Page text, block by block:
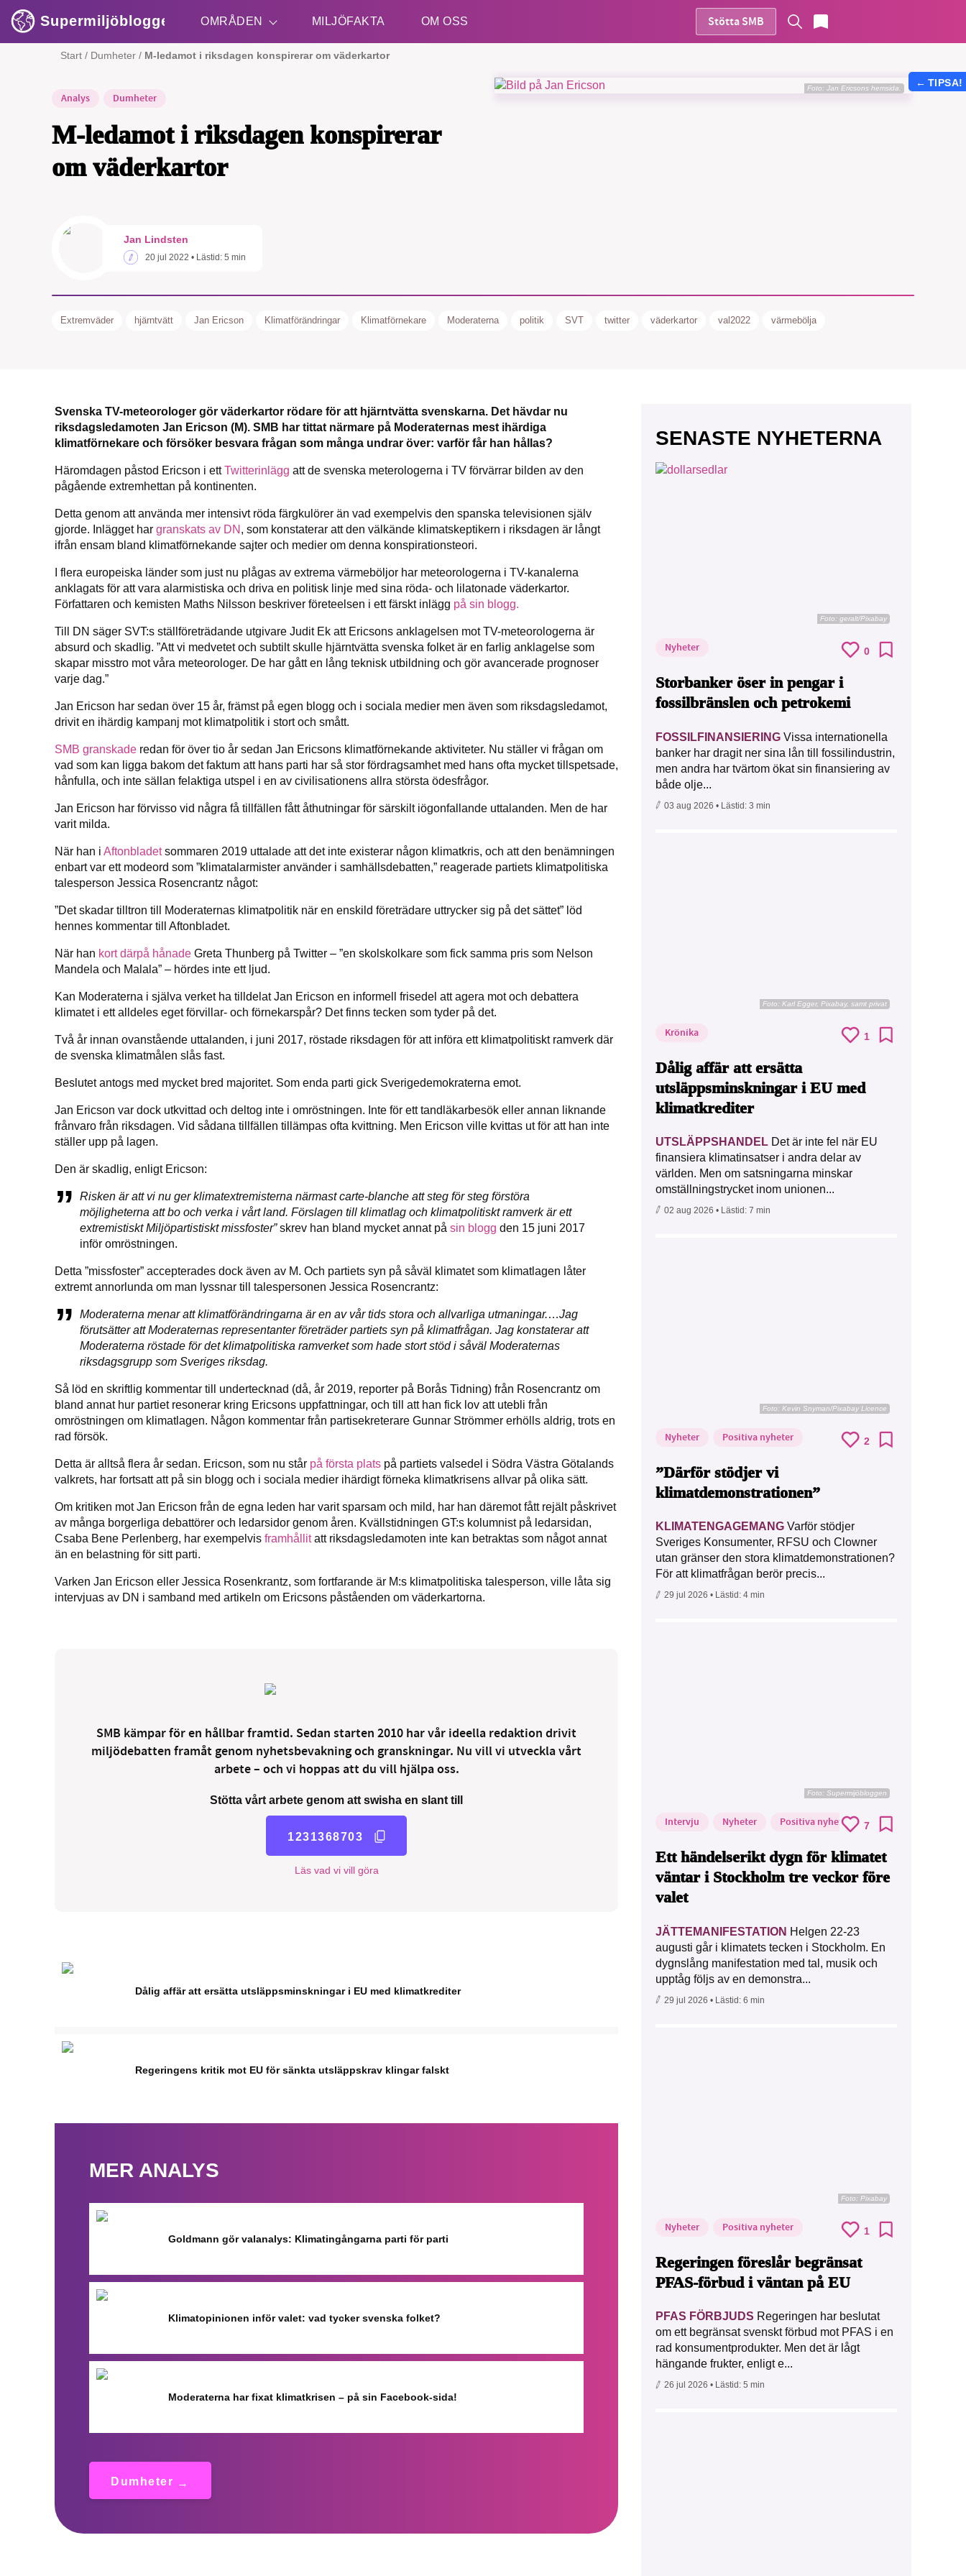
Supermiljöbloggen OMRÅDEN MILJÖFAKTA OM OSS Stötta SMB
Start / Dumheter / M-ledamot i riksdagen konspirerar om väderkartor
Analys Dumheter
M-ledamot i riksdagen konspirerar
om väderkartor
Foto: Jan Ericsons hemsida.
Jan Lindsten
20 jul 2022 • Lästid: 5 min
Extremväder hjärntvätt Jan Ericson Klimatförändringar Klimatförnekare Moderaterna politik SVT twitter väderkartor val2022 värmebölja
Svenska TV-meteorologer gör väderkartor rödare för att hjärntvätta svenskarna. Det hävdar nu
riksdagsledamoten Jan Ericson (M). SMB har tittat närmare på Moderaternas mest ihärdiga
klimatförnekare och försöker besvara frågan som många undrar över: varför får han hållas?
Häromdagen påstod Ericson i ettTwitterinlägg att de svenska meterologerna i TV förvärrar bilden av den
pågående extremhettan på kontinenten.
Detta genom att använda mer intensivt röda färgkulörer än vad exempelvis den spanska televisionen själv
gjorde. Inlägget har granskats av DN , som konstaterar att den välkände klimatskeptikern i riksdagen är långt
ifrån ensam bland klimatförnekande sajter och medier om denna konspirationsteori.
I flera europeiska länder som just nu plågas av extrema värmeböljor har meteorologerna i TV-kanalerna
anklagats för att vara alarmistiska och driva en politisk linje med sina röda- och lilatonade väderkartor.
Författaren och kemisten Maths Nilsson beskriver företeelsen i ett färskt inlägg på sin blogg.
Till DN säger SVT:s ställföreträdande utgivare Judit Ek att Ericsons anklagelsen mot TV-meteorologerna är
absurd och skadlig. ”Att vi medvetet och subtilt skulle hjärntvätta svenska folket är en farlig anklagelse som
skapar misstro mot våra meteorologer. De har gått en lång teknisk utbildning och gör avancerade prognoser
varje dag.”
Jan Ericson har sedan över 15 år, främst på egen blogg och i sociala medier men även som riksdagsledamot,
drivit en ihärdig kampanj mot klimatpolitik i stort och smått.
SMB granskade redan för över tio år sedan Jan Ericsons klimatförnekande aktiviteter. Nu ställer vi frågan om
vad som kan ligga bakom det faktum att hans parti har så stor fördragsamhet med hans ofta mycket tillspetsade,
hånfulla, och inte sällan felaktiga utspel i en av civilisationens allra största ödesfrågor.
Jan Ericson har förvisso vid några få tillfällen fått åthutningar för särskilt iögonfallande uttalanden. Men de har
varit milda.
När han i Aftonbladetsommaren 2019 uttalade att det inte existerar någon klimatkris, och att den benämningen
enbart var ett modeord som ”klimatalarmister använder i samhällsdebatten,” reagerade partiets klimatpolitiska
talesperson Jessica Rosencrantz något:
”Det skadar tilltron till Moderaternas klimatpolitik när en enskild företrädare uttrycker sig på det sättet” löd
hennes kommentar till Aftonbladet.
När han kort därpå hånade Greta Thunberg på Twitter – ”en skolskolkare som fick samma pris som Nelson
Mandela och Malala” – hördes inte ett ljud.
Kan Moderaterna i själva verket ha tilldelat Jan Ericson en informell frisedel att agera mot och debattera
klimatet i ett alldeles eget förvillar- och förnekarspår? Det finns tecken som tyder på det.
Två år innan ovanstående uttalanden, i juni 2017, röstade riksdagen för att införa ett klimatpolitiskt ramverk där
de svenska klimatmålen slås fast.
Beslutet antogs med mycket bred majoritet. Som enda parti gick Sverigedemokraterna emot.
Jan Ericson var dock utkvittad och deltog inte i omröstningen. Inte för ett tandläkarbesök eller annan liknande
frånvaro från riksdagen. Vid sådana tillfällen tillämpas ofta kvittning. Men Ericson ville kvittas ut för att han inte
ställer upp på lagen.
Den är skadlig, enligt Ericson:
Risken är att vi nu ger klimatextremisterna närmast carte-blanche att steg för steg förstöra
möjligheterna att bo och verka i vårt land. Förslagen till klimatlag och klimatpolitiskt ramverk är ett
extremistiskt Miljöpartistiskt missfoster”skrev han bland mycket annat på sin blogg den 15 juni 2017
inför omröstningen.
Detta ”missfoster” accepterades dock även av M. Och partiets syn på såväl klimatet som klimatlagen låter
extremt annorlunda om man lyssnar till talespersonen Jessica Rosencrantz:
Moderaterna menar att klimatförändringarna är en av vår tids stora och allvarliga utmaningar.…Jag
förutsätter att Moderaternas representanter företräder partiets syn på klimatfrågan. Jag konstaterar att
Moderaterna röstade för det klimatpolitiska ramverket som hade stort stöd i såväl Moderaternas
riksdagsgrupp som Sveriges riksdag.
Så löd en skriftlig kommentar till undertecknad (då, år 2019, reporter på Borås Tidning) från Rosencrantz om
bland annat hur partiet resonerar kring Ericsons uppfattningar, och till att han fick lov att utebli från
omröstningen om klimatlagen. Någon kommentar från partisekreterare Gunnar Strömmer erhölls aldrig, trots en
rad försök.
Detta är alltså flera år sedan. Ericson, som nu står på första plats på partiets valsedel i Södra Västra Götalands
valkrets, har fortsatt att på sin blogg och i sociala medier ihärdigt förneka klimatkrisens allvar på olika sätt.
Om kritiken mot Jan Ericson från de egna leden har varit sparsam och mild, har han däremot fått rejält påskrivet
av många borgerliga debattörer och ledarsidor genom åren. Kvällstidningen GT:s kolumnist på ledarsidan,
Csaba Bene Perlenberg, har exempelvis framhållitatt riksdagsledamoten inte kan betraktas som något annat
än en belastning för sitt parti.
Varken Jan Ericson eller Jessica Rosenkrantz, som fortfarande är M:s klimatpolitiska talesperson, ville låta sig
intervjuas av DN i samband med artikeln om Ericsons påståenden om väderkartorna.
SMB kämpar för en hållbar framtid. Sedan starten 2010 har vår ideella redaktion drivit
miljödebatten framåt genom nyhetsbevakning och granskningar. Nu vill vi utveckla vårt
arbete – och vi hoppas att du vill hjälpa oss.
Stötta vårt arbete genom att swisha en slant till
1231368703
Läs vad vi vill göra
Dålig affär att ersätta utsläppsminskningar i EU med klimatkrediter
Regeringens kritik mot EU för sänkta utsläppskrav klingar falskt
MER ANALYS
Goldmann gör valanalys: Klimatingångarna parti för parti
Klimatopinionen inför valet: vad tycker svenska folket?
Moderaterna har fixat klimatkrisen – på sin Facebook-sida!
Dumheter
SENASTE NYHETERNA
Foto: geralt/Pixabay
Nyheter 0
Storbanker öser in pengar i
fossilbränslen och petrokemi
FOSSILFINANSIERING Vissa internationella
banker har dragit ner sina lån till fossilindustrin,
men andra har tvärtom ökat sin finansiering av
både olje...
03 aug 2026 • Lästid: 3 min
Foto: Karl Egger, Pixabay, samt privat
Krönika 1
Dålig affär att ersätta
utsläppsminskningar i EU med
klimatkrediter
UTSLÄPPSHANDEL Det är inte fel när EU
finansiera klimatinsatser i andra delar av
världen. Men om satsningarna minskar
omställningstrycket inom unionen...
02 aug 2026 • Lästid: 7 min
Foto: Kevin Snyman/Pixabay Licence
Nyheter Positiva nyheter 2
”Därför stödjer vi
klimatdemonstrationen”
KLIMATENGAGEMANG Varför stödjer
Sveriges Konsumenter, RFSU och Clowner
utan gränser den stora klimatdemonstrationen?
För att klimatfrågan berör precis...
29 jul 2026 • Lästid: 4 min
Foto: Supermijöbloggen
Intervju Nyheter Positiva nyheter 7
Ett händelserikt dygn för klimatet
väntar i Stockholm tre veckor före
valet
JÄTTEMANIFESTATION Helgen 22-23
augusti går i klimatets tecken i Stockholm. En
dygnslång manifestation med tal, musik och
upptåg följs av en demonstra...
29 jul 2026 • Lästid: 6 min
Foto: Pixabay
Nyheter Positiva nyheter 1
Regeringen föreslår begränsat
PFAS-förbud i väntan på EU
PFAS FÖRBJUDS Regeringen har beslutat
om ett begränsat svenskt förbud mot PFAS i en
rad konsumentprodukter. Men det är lågt
hängande frukter, enligt e...
26 jul 2026 • Lästid: 5 min
← TIPSA!
Stötta vårt arbete genom att swisha en slant till